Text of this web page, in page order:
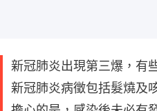
新冠肺炎出現第三爆，有
新冠肺炎病徵包括髮燒及